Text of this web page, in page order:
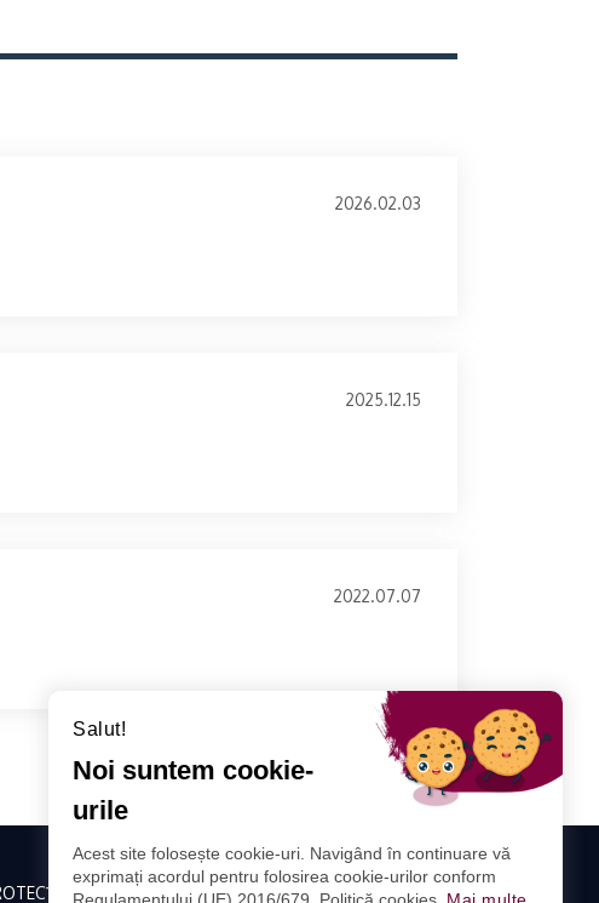
2026.02.03
2025.12.15
2022.07.07
Salut!
Noi suntem cookie-
urile
Acest site folosește cookie-uri. Navigând în continuare vă
exprimați acordul pentru folosirea cookie-urilor conform